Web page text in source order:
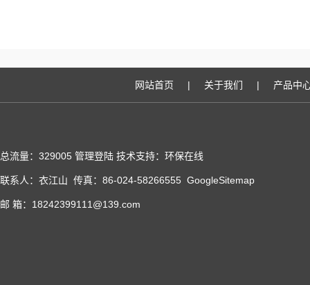
网站首页 | 关于我们 | 产品中
总流量：329005 管理登陆 技术支持： 环保在线
联系人：衣江山 传真：86-024-58266555 GoogleSitemap
邮 箱：18242399111@139.com